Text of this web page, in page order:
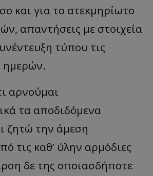
και για το ατεκμηρίωτο
απαντήσεις με στοιχεία
τύπου τις
ημερών.
αρνούμαι
τα αποδιδόμενα
ζητώ την άμεση
τις καθ’ ύλην αρμόδιες
δε της οποιασδήποτε